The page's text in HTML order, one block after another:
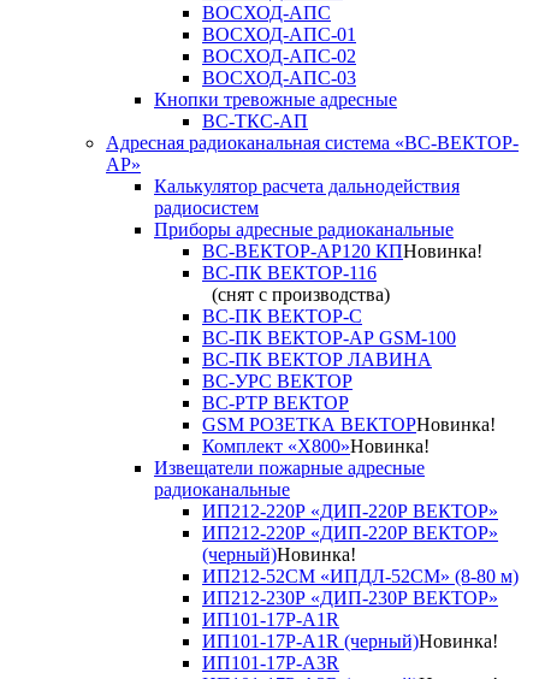
ВОСХОД-АПС
ВОСХОД-АПС-01
ВОСХОД-АПС-02
ВОСХОД-АПС-03
Кнопки тревожные адресные
ВС-ТКС-АП
Адресная радиоканальная система «ВС-ВЕКТОР-
АР»
Калькулятор расчета дальнодействия
радиосистем
Приборы адресные радиоканальные
ВС-ВЕКТОР-АР120 КПНовинка!
ВС-ПК ВЕКТОР-116
(снят с производства)
ВС-ПК ВЕКТОР-С
ВС-ПК ВЕКТОР-АР GSM-100
ВС-ПК ВЕКТОР ЛАВИНА
ВС-УРС ВЕКТОР
ВС-РТР ВЕКТОР
GSM РОЗЕТКА ВЕКТОРНовинка!
Комплект «X800»Новинка!
Извещатели пожарные адресные
радиоканальные
ИП212-220Р «ДИП-220Р ВЕКТОР»
ИП212-220Р «ДИП-220Р ВЕКТОР»
(черный)Новинка!
ИП212-52СМ «ИПДЛ-52СМ» (8-80 м)
ИП212-230Р «ДИП-230Р ВЕКТОР»
ИП101-17Р-A1R
ИП101-17Р-A1R (черный)Новинка!
ИП101-17Р-A3R